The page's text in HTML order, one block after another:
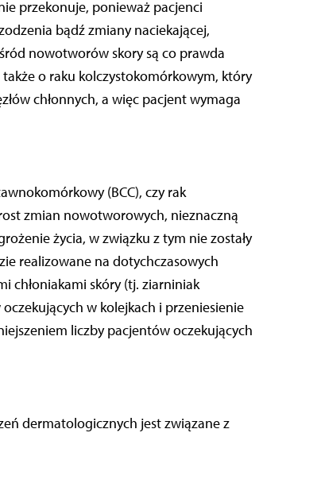
przekonuje, ponieważ pacjenci
bądź zmiany naciekającej,
nowotworów skory są co prawda
o raku kolczystokomórkowym, który
chłonnych, a więc pacjent wymaga
(BCC), czy rak
zmian nowotworowych, nieznaczną
życia, w związku z tym nie zostały
realizowane na dotychczasowych
chłoniakami skóry (tj. ziarniniak
w kolejkach i przeniesienie
liczby pacjentów oczekujących
dermatologicznych jest związane z